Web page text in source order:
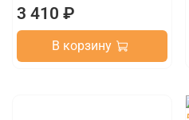
3 410 ₽
В корзину